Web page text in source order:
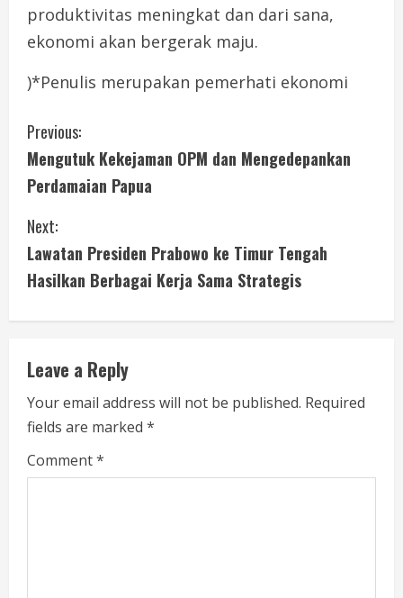
produktivitas meningkat dan dari sana,
ekonomi akan bergerak maju.
)*Penulis merupakan pemerhati ekonomi
C
o
n
t
i
n
u
e
R
e
Previous:
Mengutuk Kekejaman OPM dan Mengedepankan
Perdamaian Papua
Next:
Lawatan Presiden Prabowo ke Timur Tengah
Hasilkan Berbagai Kerja Sama Strategis
Leave a Reply
Your email address will not be published. Required
fields are marked *
Comment*